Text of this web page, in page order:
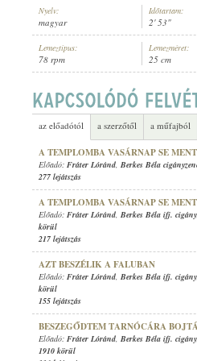
FRÁTER LÓRÁND BERKES
Nyelv:
magyar
Időtartam:
2' 53"
Lemeztípus:
78 rpm
Lemezméret:
25 cm
az előadótól a szerzőtől a műfajból
A TEMPLOMBA VASÁRNAP SE
Előadó: Fráter Lóránd, Berkes Béla
277 lejátszás
A TEMPLOMBA VASÁRNAP SE
Előadó: Fráter Lóránd, Berkes Béla ifj.
körül
217 lejátszás
AZT BESZÉLIK A FALUBAN
Előadó: Fráter Lóránd, Berkes Béla ifj.
körül
155 lejátszás
BESZEGŐDTEM TARNÓCÁRA
Előadó: Fráter Lóránd, Berkes Béla ifj.
1910 körül